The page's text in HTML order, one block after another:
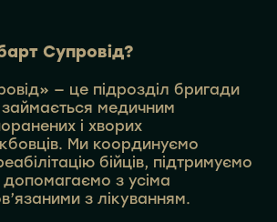
Супровід?
— це підрозділ бригади
медичним
і хворих
Ми координуємо
бійців, підтримуємо
допомагаємо з усіма
з лікуванням.